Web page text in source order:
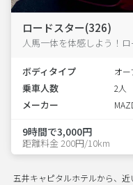
ロードスター(326)
人馬一体を体感しよう！
ボディタイプ オー
乗車人数 2人
メーカー
9時間で3,000円
距離料金 200円/10km
五井キャピタルホテルから、近